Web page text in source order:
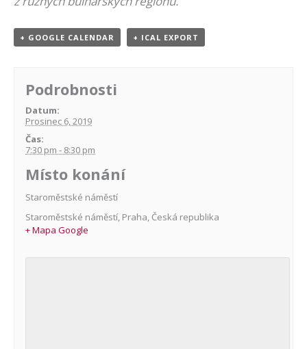
+ GOOGLE CALENDAR + ICAL EXPORT
Podrobnosti
Datum:
Prosinec 6, 2019
Čas:
7:30 pm - 8:30 pm
Místo konání
Staroměstské náměstí
Staroměstské náměstí, Praha, Česká republika
+ Mapa Google